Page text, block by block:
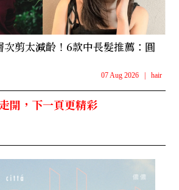
剪太減齡！6款中長髮推薦：圓
07 Aug 2026 hair
開，下一頁更精彩